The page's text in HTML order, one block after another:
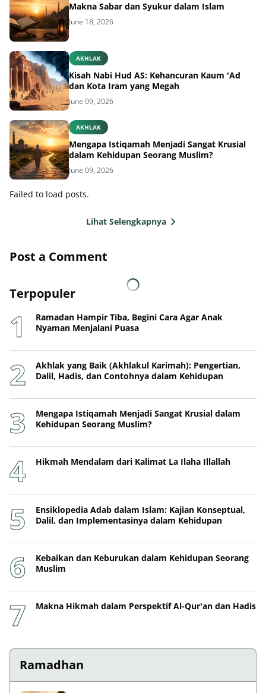
Makna Sabar dan Syukur dalam Islam
June 18, 2026
AKHLAK
Kisah Nabi Hud AS: Kehancuran Kaum 'Ad
dan Kota Iram yang Megah
June 09, 2026
AKHLAK
Mengapa Istiqamah Menjadi Sangat Krusial
dalam Kehidupan Seorang Muslim?
June 09, 2026
Failed to load posts.
Lihat Selengkapnya
Post a Comment
Terpopuler
Ramadan Hampir Tiba, Begini Cara Agar Anak
Nyaman Menjalani Puasa
Akhlak yang Baik (Akhlakul Karimah): Pengertian,
Dalil, Hadis, dan Contohnya dalam Kehidupan
Mengapa Istiqamah Menjadi Sangat Krusial dalam
Kehidupan Seorang Muslim?
Hikmah Mendalam dari Kalimat La Ilaha Illallah
Ensiklopedia Adab dalam Islam: Kajian Konseptual,
Dalil, dan Implementasinya dalam Kehidupan
Kebaikan dan Keburukan dalam Kehidupan Seorang
Muslim
Makna Hikmah dalam Perspektif Al-Qur'an dan Hadis
Ramadhan